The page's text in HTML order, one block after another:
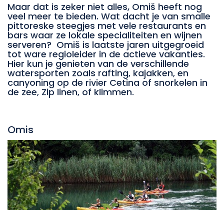
Maar dat is zeker niet alles, Omiš heeft nog
veel meer te bieden. Wat dacht je van smalle
pittoreske steegjes met vele restaurants en
bars waar ze lokale specialiteiten en wijnen
serveren? Omiš is laatste jaren uitgegroeid
tot ware regioleider in de actieve vakanties.
Hier kun je genieten van de verschillende
watersporten zoals rafting, kajakken, en
canyoning op de rivier Cetina of snorkelen in
de zee, Zip linen, of klimmen.
Omis